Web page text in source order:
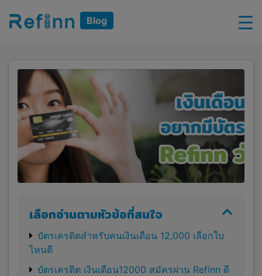
Blog
เลือกอ่านตามหัวข้อที่สนใจ
บัตรเครดิตสำหรับคนเงินเดือน 12,000 เลือกใบ
ไหนดี
บัตรเครดิต เงินเดือน12000 สมัครผ่าน Refinn ดี